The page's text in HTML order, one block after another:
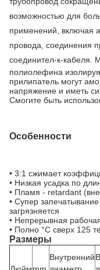
возможностью для
применений, включая
провода, соединения
соединител-к-кабеля.
полиолефина
прилипатель могут
напряжение и иметь
Смогите быть
Особенности
• 3:1 сжимает
• Низкая усадка по
• Пламя - retardant (вне
• Супер
загрязняется
• Непрерывная
• Полно °C сверх 125
Размеры
Внутренний